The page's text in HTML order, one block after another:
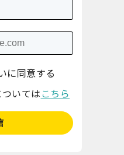
に同意する
いては こちら